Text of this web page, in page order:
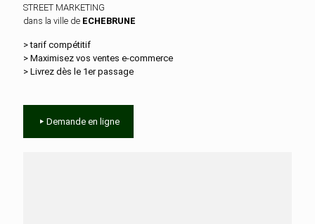
STREET MARKETING
dans la ville de ECHEBRUNE
> tarif compétitif
> Maximisez vos ventes e‑commerce
> Livrez dès le 1er passage
Demande en ligne